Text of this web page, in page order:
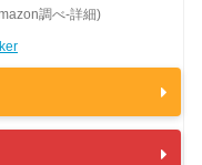
調べ-詳細)